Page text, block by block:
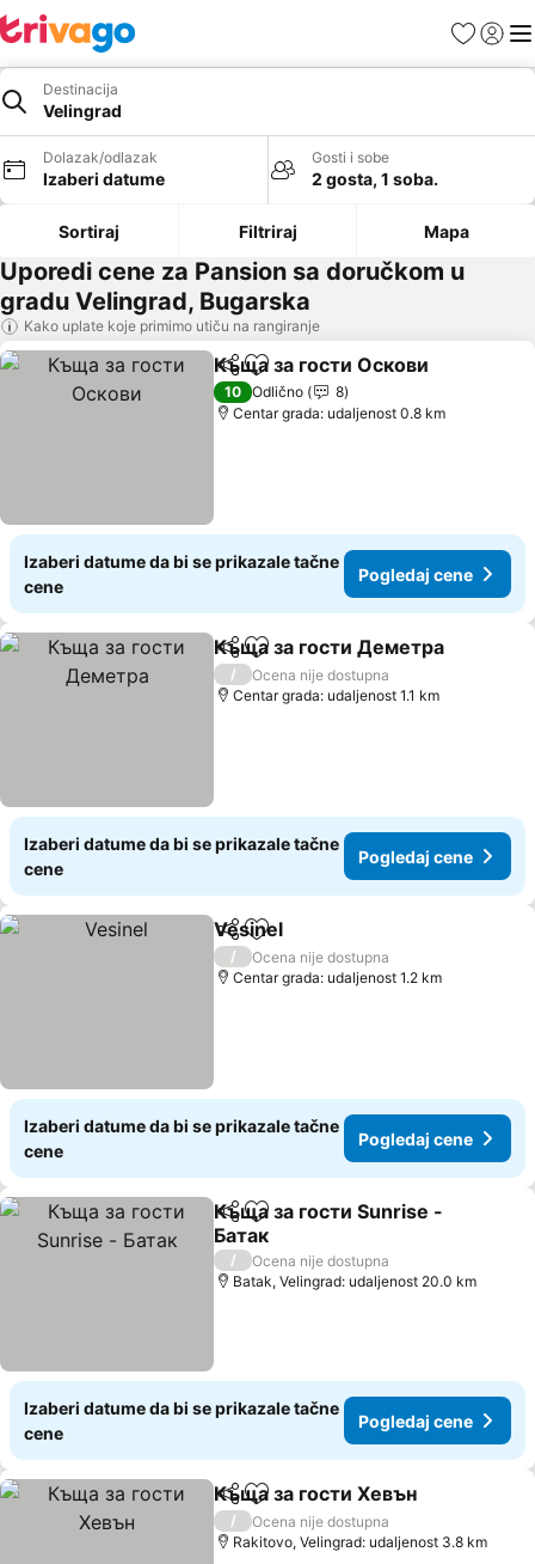
FavoritiPrijavi
Destinacija
Velingrad
Dolazak/odlazak
Izaberi datume
Gosti i sobe
2 gosta, 1 soba.
Sortiraj Filtriraj Mapa
Uporedi cene za Pansion sa doručkom u
gradu Velingrad, Bugarska
Kako uplate koje primimo utiču na rangiranje
Deli Dodati u favorite
Къща за гости Оскови
10 Odlično
8
Centar grada: udaljenost 0.8 km
Izaberi datume da bi se prikazale tačne
cene
Pogledaj cene
Deli Dodati u favorite
Къща за гости Деметра
/
Ocena nije dostupna
Centar grada: udaljenost 1.1 km
Izaberi datume da bi se prikazale tačne
cene
Pogledaj cene
Deli Dodati u favorite
Vesinel
/
Ocena nije dostupna
Centar grada: udaljenost 1.2 km
Izaberi datume da bi se prikazale tačne
cene
Pogledaj cene
Deli Dodati u favorite
Къща за гости Sunrise -
Батак
/
Ocena nije dostupna
Batak, Velingrad: udaljenost 20.0 km
Izaberi datume da bi se prikazale tačne
cene
Pogledaj cene
Deli Dodati u favorite
Къща за гости Хевън
/
Ocena nije dostupna
Rakitovo, Velingrad: udaljenost 3.8 km